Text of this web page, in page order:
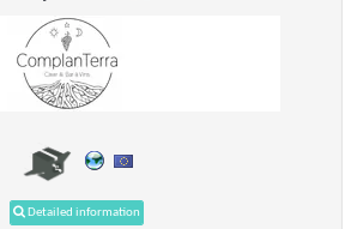
Detailed information